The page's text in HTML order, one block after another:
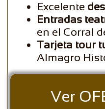
​Excelente
Entradas
en el Corral
Tarjeta tour
Almagro
Ver